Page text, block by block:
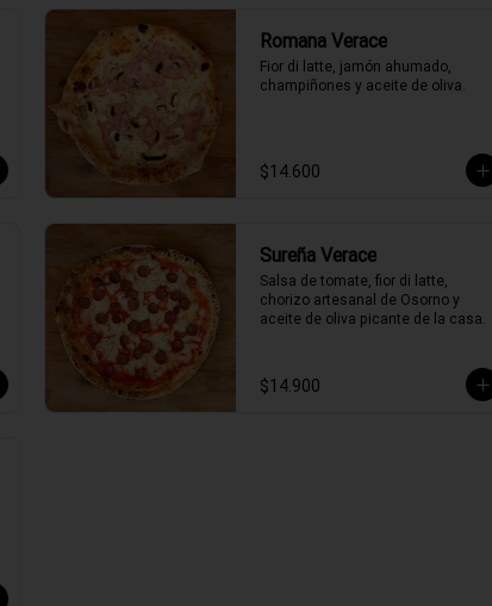
Romana Verace
Fior di latte, jamón ahumado,
champiñones y aceite de oliva.
$14.600
Sureña Verace
Salsa de tomate, fior di latte,
chorizo artesanal de Osorno y
aceite de oliva picante de la casa.
$14.900